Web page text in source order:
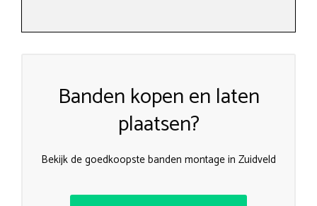
Banden kopen en laten
plaatsen?
Bekijk de goedkoopste banden montage in Zuidveld